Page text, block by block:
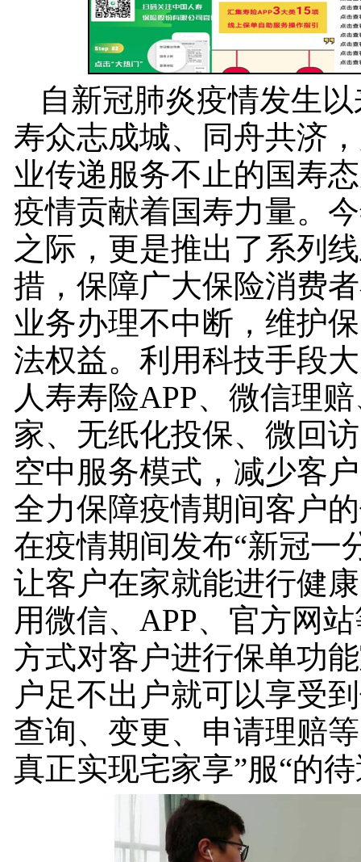
自新冠肺炎疫情发生
寿众志成城、同舟共济
业传递服务不止的国寿
疫情贡献着国寿力量。
之际，更是推出了系列
措，保障广大保险消费
业务办理不中断，维护
法权益。利用科技手段
人寿寿险APP、微信理
家、无纸化投保、微回
空中服务模式，减少客
全力保障疫情期间客户
在疫情期间发布“新冠一
让客户在家就能进行健
用微信、APP、官方网
方式对客户进行保单功
户足不出户就可以享受
查询、变更、申请理赔
真正实现宅家享”服“的